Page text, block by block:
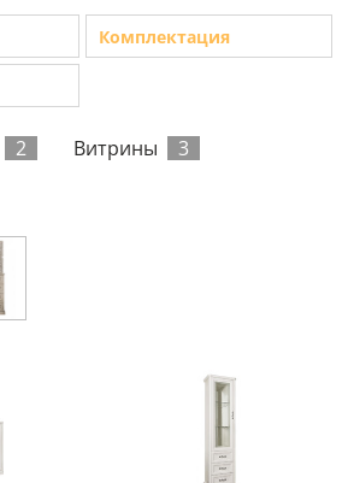
Комплектация
2 Витрины
3